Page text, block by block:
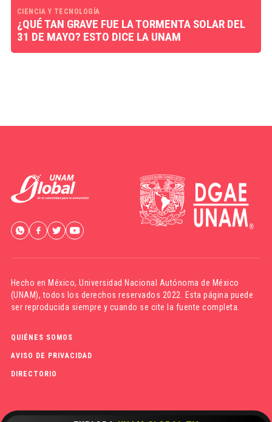
CIENCIA Y TECNOLOGÍA
¿QUÉ TAN GRAVE FUE LA TORMENTA SOLAR DEL
31 DE MAYO? ESTO DICE LA UNAM
Hecho en México,Universidad Nacional Autónoma de México
(UNAM), todos los derechos reservados 2022. Esta página puede
ser reproducida siempre y cuando se cite la fuente completa.
QUIÉNES SOMOS
AVISO DE PRIVACIDAD
DIRECTORIO